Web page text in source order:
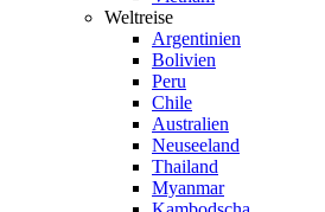
Weltreise
Argentinien
Bolivien
Peru
Chile
Australien
Neuseeland
Thailand
Myanmar